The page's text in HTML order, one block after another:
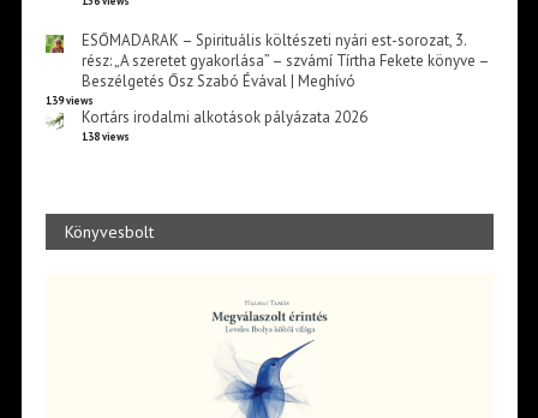
ESŐMADARAK – Spirituális költészeti nyári est-sorozat, 3.
rész: „A szeretet gyakorlása” – szvámí Tírtha Fekete könyve –
Beszélgetés Ősz Szabó Évával | Meghívó
139 views
Kortárs irodalmi alkotások pályázata 2026
138 views
Könyvesbolt